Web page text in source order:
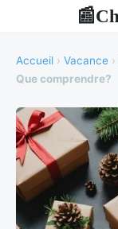
📰
Accueil › Vacance ›
Que comprendre?